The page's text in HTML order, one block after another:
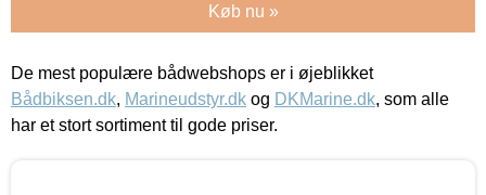
Køb nu »
De mest populære bådwebshops er i øjeblikket
Bådbiksen.dk, Marineudstyr.dk og DKMarine.dk, som alle
har et stort sortiment til gode priser.